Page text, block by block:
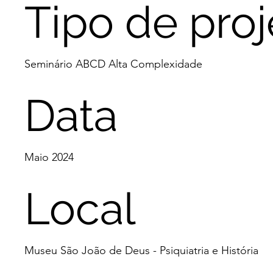
Tipo de
Seminário ABCD Alta Complexidade
Data
Maio 2024
Local
Museu São João de Deus - Psiquiatria e História